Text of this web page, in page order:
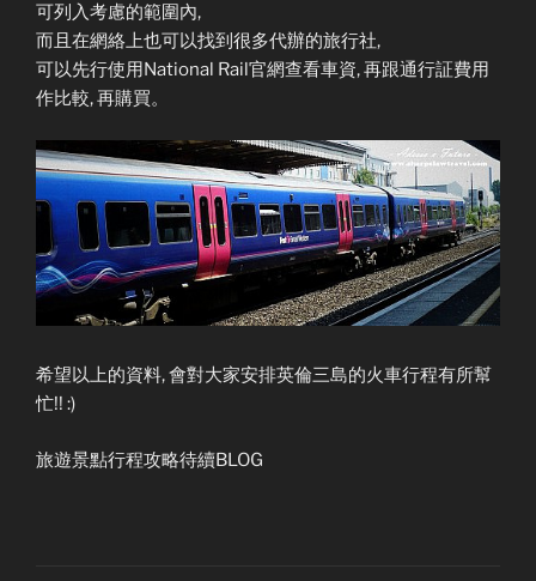
可列入考慮的範圍內,
而且在網絡上也可以找到很多代辦的旅行社,
可以先行使用National Rail官網查看車資, 再跟通行証費用
作比較, 再購買。
希望以上的資料, 會對大家安排英倫三島的火車行程有所幫
忙!! :)
旅遊景點行程攻略待續BLOG